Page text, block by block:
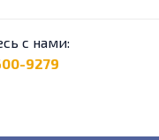
с нами:
9279